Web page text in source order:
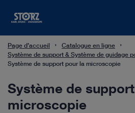
Page d’accueil
Catalogue en ligne
Système de support & Système de guidage
Système de support pour la microscopie
Système de
microscopie